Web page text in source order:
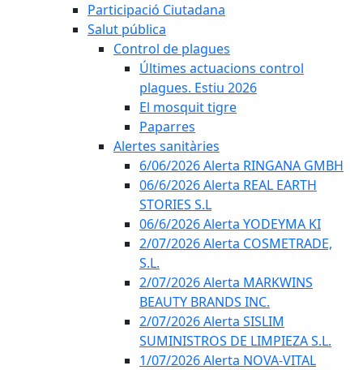
Participació Ciutadana
Salut pública
Control de plagues
Últimes actuacions control
plagues. Estiu 2026
El mosquit tigre
Paparres
Alertes sanitàries
6/06/2026 Alerta RINGANA GMBH
06/6/2026 Alerta REAL EARTH
STORIES S.L
06/6/2026 Alerta YODEYMA KI
2/07/2026 Alerta COSMETRADE,
S.L.
2/07/2026 Alerta MARKWINS
BEAUTY BRANDS INC.
2/07/2026 Alerta SISLIM
SUMINISTROS DE LIMPIEZA S.L.
1/07/2026 Alerta NOVA-VITAL